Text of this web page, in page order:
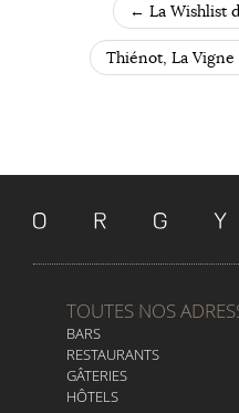
POST
← La Wishlist
Thiénot, La
TOUTES NOS
BARS
RESTAURANTS
GÂTERIES
HÔTELS